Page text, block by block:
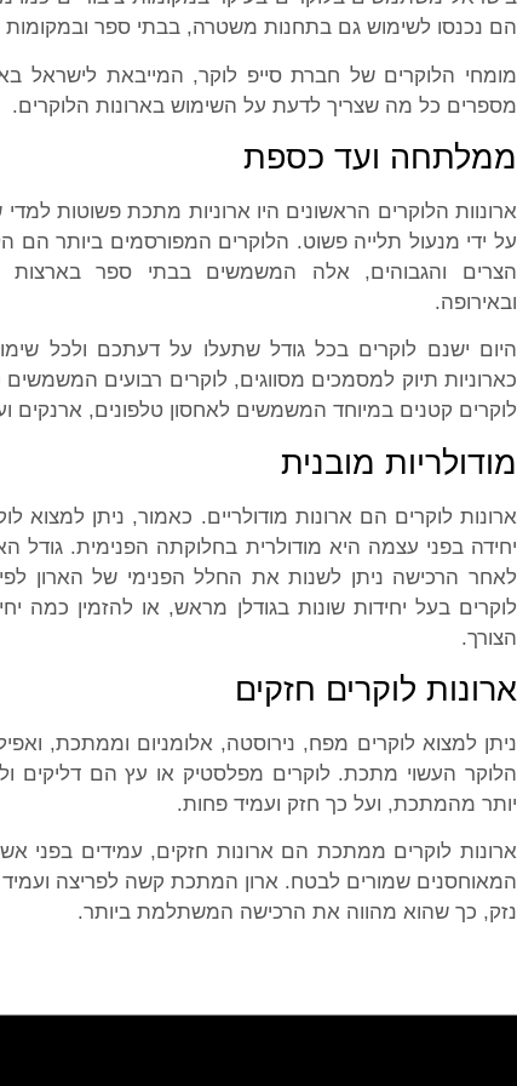
הם נכנסו לשימוש גם בתחנות משטרה, בבתי ספר ובמקומות
מומחי הלוקרים של חברת סייפ לוקר, המייבאת לישראל
מספרים כל מה שצריך לדעת על השימוש בארונות הלוקרים.
ממלתחה ועד כספת
ארונוות הלוקרים הראשונים היו ארוניות מתכת פשוטות למדי
על ידי מנעול תלייה פשוט. הלוקרים המפורסמים ביותר הם
הצרים והגבוהים, אלה המשמשים בבתי ספר בארצות
ובאירופה.
היום ישנם לוקרים בכל גודל שתעלו על דעתכם ולכל
כארוניות תיוק למסמכים מסווגים, לוקרים רבועים
לוקרים קטנים במיוחד המשמשים לאחסון טלפונים, ארנקים
מודולריות מובנית
ארונות לוקרים הם ארונות מודולריים. כאמור, ניתן למצוא
יחידה בפני עצמה היא מודולרית בחלוקתה הפנימית. גודל
לאחר הרכישה ניתן לשנות את החלל הפנימי של הארון
לוקרים בעל יחידות שונות בגודלן מראש, או להזמין כמה
הצורך.
ארונות לוקרים חזקים
ניתן למצוא לוקרים מפח, נירוסטה, אלומניום וממתכת,
הלוקר העשוי מתכת. לוקרים מפלסטיק או עץ הם דליקים
יותר מהמתכת, ועל כך חזק ועמיד פחות.
ארונות לוקרים ממתכת הם ארונות חזקים, עמידים בפני
המאוחסנים שמורים לבטח. ארון המתכת קשה לפריצה
נזק, כך שהוא מהווה את הרכישה המשתלמת ביותר.